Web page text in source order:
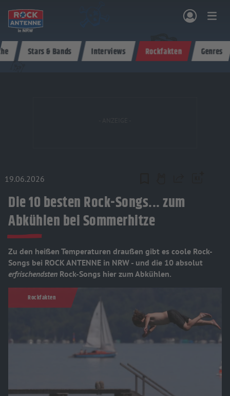
& PROGRAMM AKTIONEN & KONZERTE MUSIK ROCKCOMMUNITY SHOPPEN
Stars & Bands Interviews Rockfakten Genres
19.06.2026
Die 10 besten Rock-Songs... zum
Abkühlen bei Sommerhitze
Zu den heißen Temperaturen draußen gibt es coole Rock-
Songs bei ROCK ANTENNE in NRW - und die 10 absolut
erfrischendsten Rock-Songs hier zum Abkühlen.
Rockfakten